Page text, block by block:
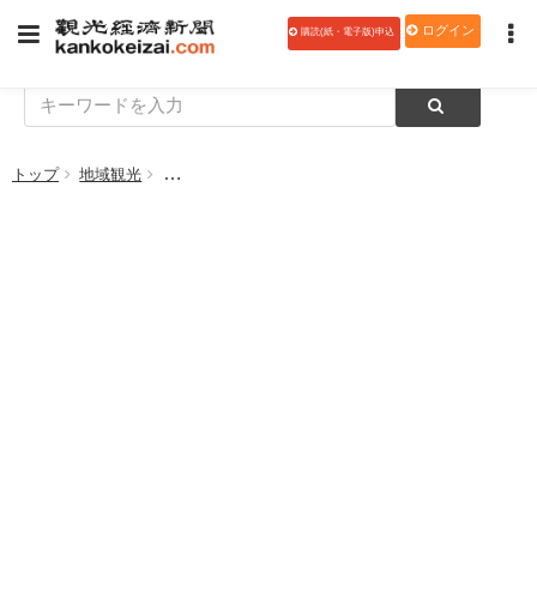
購読(紙・電子版)申込 ログイン
トップ 地域観光 千葉県鎌ケ谷市、第8回高校生フォトコンテストを